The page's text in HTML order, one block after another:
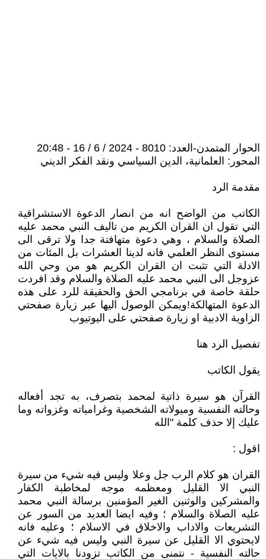
الحوار المتمدن-العدد: 8010 - 2024 / 6 / 16 - 20:48
المحور: العلمانية، الدين السياسي ونقد الفكر الديني
مقدمة الرد
الكاتب من الواضح انه من انصار الدعوة الاستشراقية
التي تقول ان القران الكريم من تاليف النبي محمد عليه
الصلاة والسلام ، وهي دعوة متهافتة جدا ولا ترقى الى
مستوى النظر العلمي فانه لدينا العشرات بل المئات من
الادلة التي تثبت ان القران الكريم هو من وحي الله
عزوجل الى النبي محمد عليه الصلاة والسلام وقد افردت
حلقة خاصة في برنامجي الحق والحقيقة للرد على هذه
الدعوة المتهالكة!ويمكن الوصول اليها عبر زيارة صفحتي
الزاوية الادبية او زيارة صفحتي على اليوتيوب
تفصيل الرد هنا
يقول الكاتب
القرآن هو سيرة ذاتية لمحمد بتصرف، به تجد أفعاله
وحالته النفسية وميولاته الشخصية وغرامياته وغزواته وما
عليك إلا حذف كلمة "الله
اقول :
القران هو كلام الرب جل وعلا وليس فيه شيء من سيرة
النبي الا القليل ومعظمه موجه لمخاطبة الكفار
والمشركين والوثنين الغير المؤمنين برسالة النبي محمد
عليه الصلاة والسلام ؛ وفيه ايضا العديد من السور عن
التشريعات والاداب والاخلاق في الاسلام ؛ وعليه فانه
لايحتوي الا القليل عن سيرة النبي وليس فيه شيء عن
حالته النفسية - نتمنى من الكاتب تزودنا بالايات التي